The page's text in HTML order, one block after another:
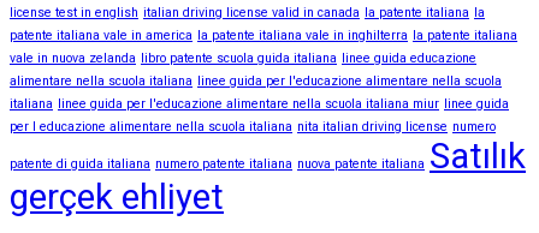
license test in english italian driving license valid in canada la patente italiana
la
patente italiana vale in america
la patente italiana vale in inghilterra
la patente italiana
vale in nuova zelanda
libro patente scuola guida italiana
linee guida educazione
alimentare nella scuola italiana
linee guida per l'educazione alimentare nella scuola
italiana
linee guida per l'educazione alimentare nella scuola italiana miur linee guida
per l educazione alimentare nella scuola italiana nita italian driving license numero
patente di guida italiana numero patente italiana nuova patente italiana Satılık
gerçek ehliyet